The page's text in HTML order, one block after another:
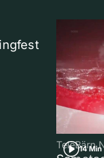
14 Min
TeleBärn